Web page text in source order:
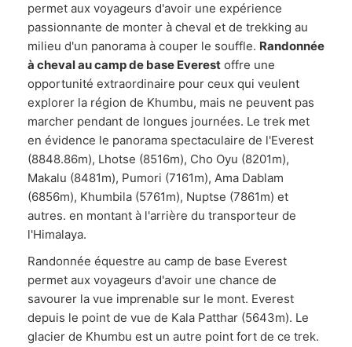
permet aux voyageurs d'avoir une expérience
passionnante de monter à cheval et de trekking au
milieu d'un panorama à couper le souffle. Randonnée
à cheval au camp de base Everest offre une
opportunité extraordinaire pour ceux qui veulent
explorer la région de Khumbu, mais ne peuvent pas
marcher pendant de longues journées. Le trek met
en évidence le panorama spectaculaire de l'Everest
(8848.86m), Lhotse (8516m), Cho Oyu (8201m),
Makalu (8481m), Pumori (7161m), Ama Dablam
(6856m), Khumbila (5761m), Nuptse (7861m) et
autres. en montant à l'arrière du transporteur de
l'Himalaya.
Randonnée équestre au camp de base Everest
permet aux voyageurs d'avoir une chance de
savourer la vue imprenable sur le mont. Everest
depuis le point de vue de Kala Patthar (5643m). Le
glacier de Khumbu est un autre point fort de ce trek.